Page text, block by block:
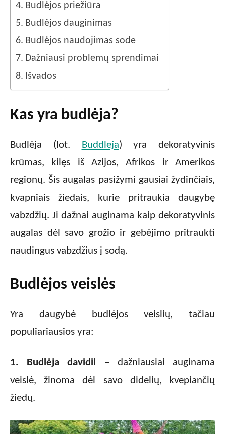
Budlėjos priežiūra
Budlėjos dauginimas
Budlėjos naudojimas sode
Dažniausi problemų sprendimai
Išvados
Kas yra budlėja?
Budlėja (lot. Buddleja) yra dekoratyvinis
krūmas, kilęs iš Azijos, Afrikos ir Amerikos
regionų. Šis augalas pasižymi gausiai žydinčiais,
kvapniais žiedais, kurie pritraukia daugybę
vabzdžių. Ji dažnai auginama kaip dekoratyvinis
augalas dėl savo grožio ir gebėjimo pritraukti
naudingus vabzdžius į sodą.
Budlėjos veislės
Yra daugybė budlėjos veislių, tačiau
populiariausios yra:
1. Budlėja davidii – dažniausiai auginama
veislė, žinoma dėl savo didelių, kvepiančių
žiedų.